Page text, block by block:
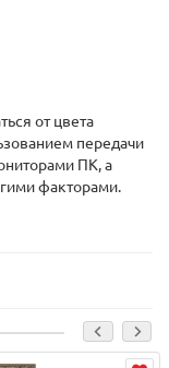
от цвета
передачи
ПК, а
факторами.